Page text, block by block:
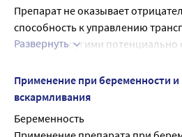
Препарат не оказывает
способность к управлению
занятиям другими
внимания и быстроты
Развернуть
Применение при беременности и
вскармливания
Беременность